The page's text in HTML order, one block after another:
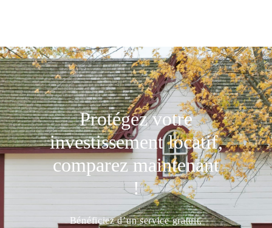
Protégez votre
investissement locatif,
comparez maintenant
!
Bénéficiez d’un service gratuit,